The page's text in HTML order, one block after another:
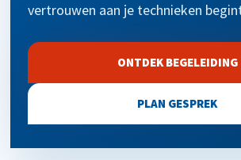
vertrouwen aan je technieken
ONTDEK BEGELEIDING
PLAN GESPREK